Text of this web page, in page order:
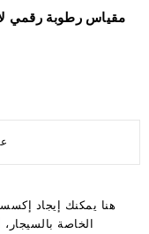
هنا يمكنك إيجاد
الخاصة